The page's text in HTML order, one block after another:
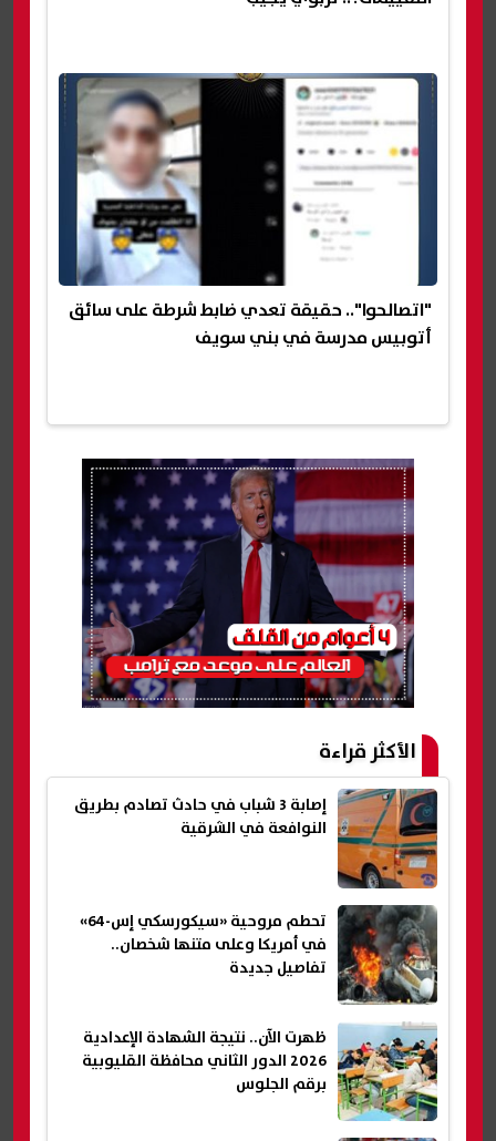
"اتصالحوا".. حقيقة تعدي ضابط شرطة على سائق
أتوبيس مدرسة في بني سويف
الأكثر قراءة
إصابة 3 شباب في حادث تصادم بطريق
النوافعة في الشرقية
تحطم مروحية «سيكورسكي إس-64»
في أمريكا وعلى متنها شخصان..
تفاصيل جديدة
ظهرت الآن.. نتيجة الشهادة الإعدادية
2026 الدور الثاني محافظة القليوبية
برقم الجلوس